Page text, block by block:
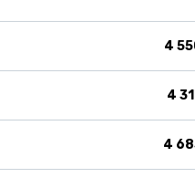
4
4
4